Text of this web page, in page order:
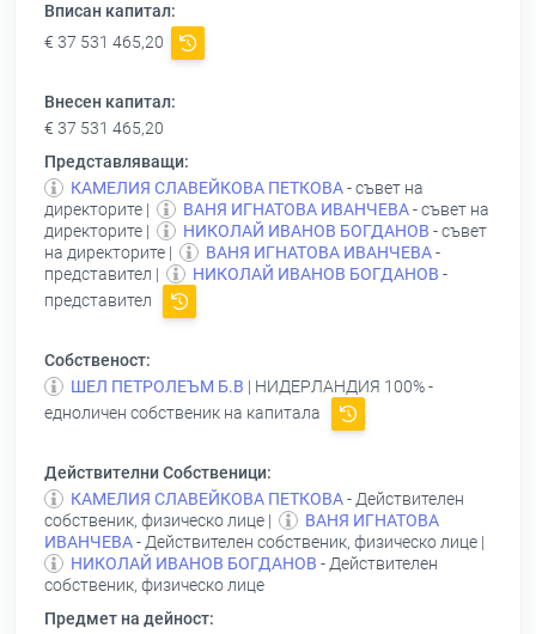
Вписан капитал:
€ 37 531 465,20
Внесен капитал:
€ 37 531 465,20
Представляващи:
КАМЕЛИЯ СЛАВЕЙКОВА ПЕТКОВА- съвет на
директорите |
ВАНЯ ИГНАТОВА ИВАНЧЕВА- съвет на
директорите |
НИКОЛАЙ ИВАНОВ БОГДАНОВ - съвет
на директорите |
ВАНЯ ИГНАТОВА ИВАНЧЕВА-
представител |
НИКОЛАЙ ИВАНОВ БОГДАНОВ -
представител
Собственост:
ШЕЛ ПЕТРОЛЕЪМ Б.В | НИДЕРЛАНДИЯ 100% -
едноличен собственик на капитала
Действителни Собственици:
КАМЕЛИЯ СЛАВЕЙКОВА ПЕТКОВА- Действителен
собственик, физическо лице |
ВАНЯ ИГНАТОВА
ИВАНЧЕВА- Действителен собственик, физическо лице |
НИКОЛАЙ ИВАНОВ БОГДАНОВ - Действителен
собственик, физическо лице
Предмет на дейност: